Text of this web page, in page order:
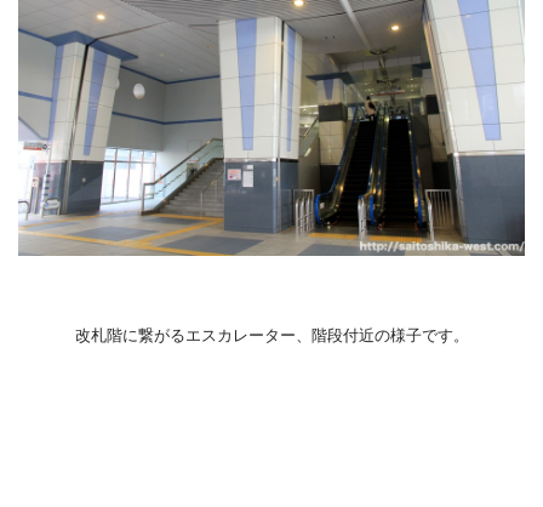
改札階に繋がるエスカレーター、階段付近の様子です。